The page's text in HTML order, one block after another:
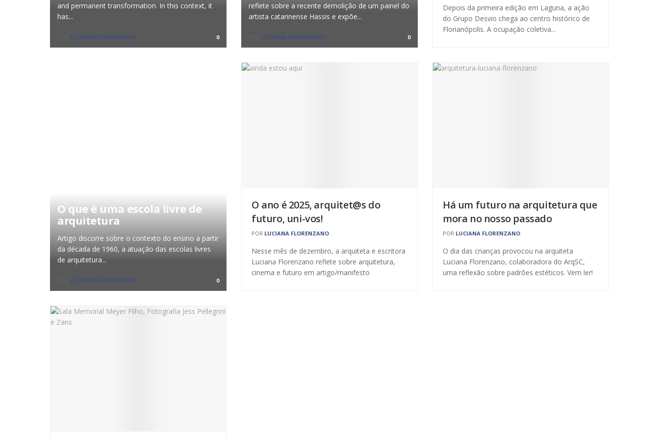
and permanent transformation. In this context, it
has...
LUCIANA FLORENZANO 0
reflete sobre a recente demolição de um painel do
artista catarinense Hassis e expõe...
LUCIANA FLORENZANO 0
Depois da primeira edição em Laguna, a ação
do Grupo Desvio chega ao centro histórico de
Florianópolis. A ocupação coletiva...
O que é uma escola livre de
arquitetura
Artigo discorre sobre o contexto do ensino a partir
da década de 1960, a atuação das escolas livres
de arquitetura...
LUCIANA FLORENZANO 0
O ano é 2025, arquitet@s do
futuro, uni-vos!
POR LUCIANA FLORENZANO
Nesse mês de dezembro, a arquiteta e escritora
Luciana Florenzano reflete sobre arquitetura,
cinema e futuro em artigo/manifesto
Há um futuro na arquitetura que
mora no nosso passado
POR LUCIANA FLORENZANO
O dia das crianças provocou na arquiteta
Luciana Florenzano, colaboradora do ArqSC,
uma reflexão sobre padrões estéticos. Vem ler!